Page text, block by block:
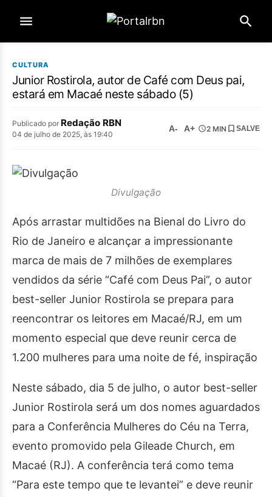
CULTURA
Junior Rostirola, autor de Café com Deus pai,
estará em Macaé neste sábado (5)
Publicado por Redação RBN
04 de julho de 2025, às 19:40
A- A+ 2 MIN SALVE
Divulgação
Após arrastar multidões na Bienal do Livro do
Rio de Janeiro e alcançar a impressionante
marca de mais de 7 milhões de exemplares
vendidos da série “Café com Deus Pai”, o autor
best-seller Junior Rostirola se prepara para
reencontrar os leitores em Macaé/RJ, em um
momento especial que deve reunir cerca de
1.200 mulheres para uma noite de fé, inspiração
Neste sábado, dia 5 de julho, o autor best-seller
Junior Rostirola será um dos nomes aguardados
para a Conferência Mulheres do Céu na Terra,
evento promovido pela Gileade Church, em
Macaé (RJ). A conferência terá como tema
“Para este tempo que te levantei” e deve reunir